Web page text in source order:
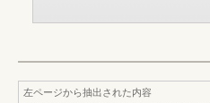
左ページから抽出された内容